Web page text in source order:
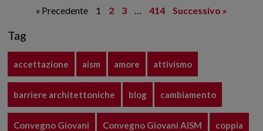
« Precedente 1 2 3 414 Successivo »
Tag
accettazione aism amore attivismo
barriere architettoniche blog cambiamento
Convegno Giovani Convegno Giovani AISM coppia